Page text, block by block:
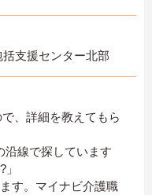
支援センター北部
、詳細を教えてもら
沿線で探しています
す。マイナビ介護職